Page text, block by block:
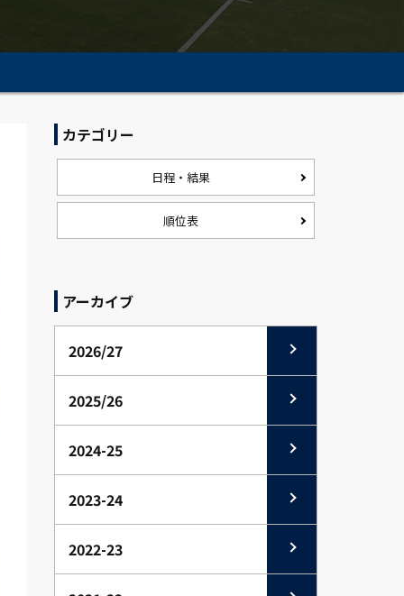
カテゴリー
日程・結果
順位表
アーカイブ
2026/27
2025/26
2024-25
2023-24
2022-23